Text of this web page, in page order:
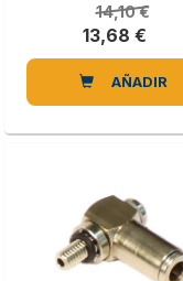
14,10 €
13,68 €
AÑADIR